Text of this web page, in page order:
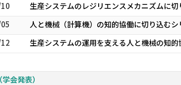
生産システムのレジリエンスメカニズムに
人と機械（計算機）の知的協働に切り込む
生産システムの運用を支える人と機械の知
会発表）